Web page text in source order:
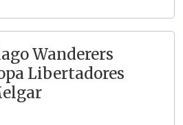
Wanderers
Libertadores